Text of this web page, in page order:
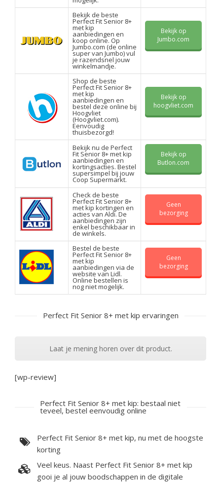
Bekijk de beste
Perfect Fit Senior 8+
met kip
aanbiedingen en
koop online. Op
Jumbo.com (de online
super van Jumbo) vul
je razendsnel jouw
winkelmandje.
Bekijk op
Jumbo.com
Shop de beste
Perfect Fit Senior 8+
met kip
aanbiedingen en
bestel deze online bij
Hoogvliet
(Hoogvliet.com).
Eenvoudig
thuisbezorgd!
Bekijk op
hoogvliet.com
Bekijk nu de Perfect
Fit Senior 8+ met kip
aanbiedingen en
kortingsacties. Bestel
supersimpel bij jouw
Coop Supermarkt.
Bekijk op
Butlon.com
Check de beste
Perfect Fit Senior 8+
met kip kortingen en
acties van Aldi. De
aanbiedingen zijn
enkel beschikbaar in
de winkels.
Geen
bezorging
Bestel de beste
Perfect Fit Senior 8+
met kip
aanbiedingen via de
website van Lidl.
Online bestellen is
nog niet mogelijk.
Geen
bezorging
Perfect Fit Senior 8+ met kip ervaringen
Laat je mening horen over dit product.
[wp-review]
Perfect Fit Senior 8+ met kip: bestaal niet
teveel, bestel eenvoudig online
Perfect Fit Senior 8+ met kip, nu met de hoogste
korting
Veel keus. Naast Perfect Fit Senior 8+ met kip
gooi je al jouw boodschappen in de digitale